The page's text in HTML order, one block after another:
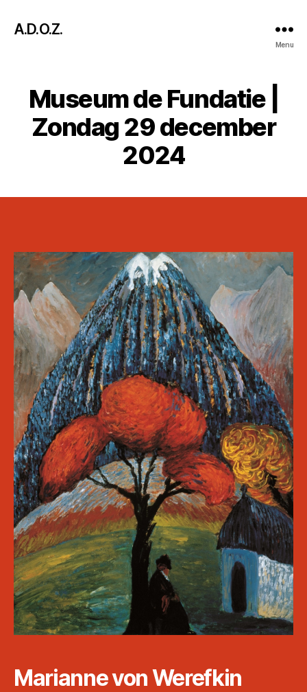
A.D.O.Z.
Menu
Museum de Fundatie |
Zondag 29 december
2024
Marianne von Werefkin